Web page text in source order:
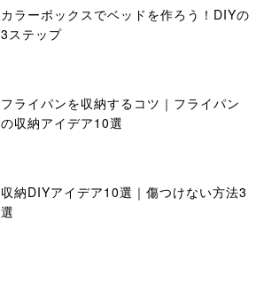
カラーボックスでベッドを作ろう！DIYの
3ステップ
フライパンを収納するコツ｜フライパン
の収納アイデア10選
収納DIYアイデア10選｜傷つけない方法3
選